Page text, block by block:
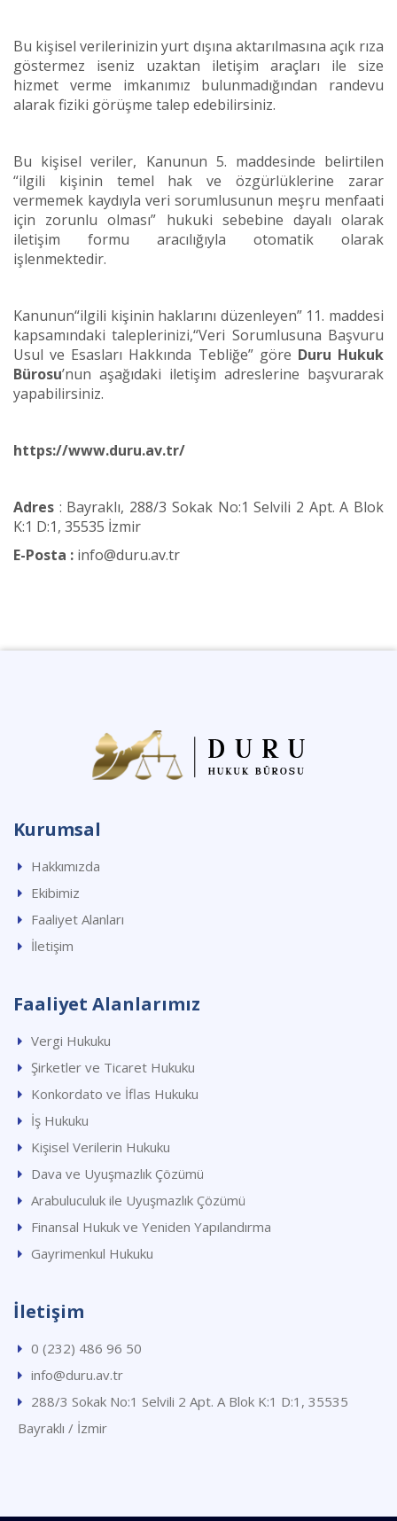
Bu kişisel verilerinizin yurt dışına aktarılmasına açık rıza
göstermez iseniz uzaktan iletişim araçları ile size
hizmet verme imkanımız bulunmadığından randevu
alarak fiziki görüşme talep edebilirsiniz.
Bu kişisel veriler, Kanunun 5. maddesinde belirtilen
“ilgili kişinin temel hak ve özgürlüklerine zarar
vermemek kaydıyla veri sorumlusunun meşru menfaati
için zorunlu olması” hukuki sebebine dayalı olarak
iletişim formu aracılığıyla otomatik olarak
işlenmektedir.
Kanunun“ilgili kişinin haklarını düzenleyen” 11. maddesi
kapsamındaki taleplerinizi,“Veri Sorumlusuna Başvuru
Usul ve Esasları Hakkında Tebliğe” göre Duru Hukuk
Bürosu’nun aşağıdaki iletişim adreslerine başvurarak
yapabilirsiniz.
https://www.duru.av.tr/
Adres : Bayraklı, 288/3 Sokak No:1 Selvili 2 Apt. A Blok
K:1 D:1, 35535 İzmir
E-Posta : info@duru.av.tr
Kurumsal
Hakkımızda
Ekibimiz
Faaliyet Alanları
İletişim
Faaliyet Alanlarımız
Vergi Hukuku
Şirketler ve Ticaret Hukuku
Konkordato ve İflas Hukuku
İş Hukuku
Kişisel Verilerin Hukuku
Dava ve Uyuşmazlık Çözümü
Arabuluculuk ile Uyuşmazlık Çözümü
Finansal Hukuk ve Yeniden Yapılandırma
Gayrimenkul Hukuku
İletişim
0 (232) 486 96 50
info@duru.av.tr
288/3 Sokak No:1 Selvili 2 Apt. A Blok K:1 D:1, 35535
Bayraklı / İzmir